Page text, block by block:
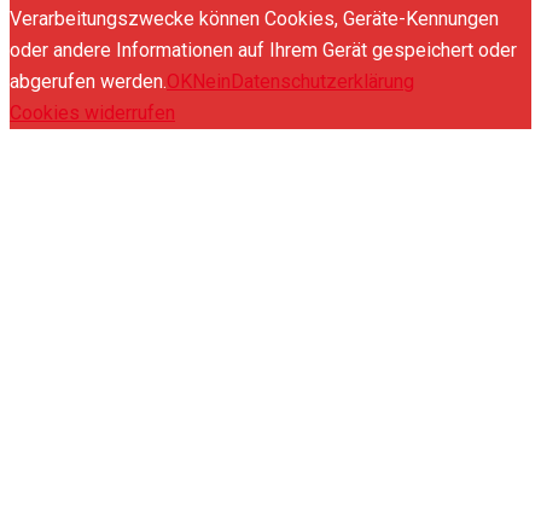
Verarbeitungszwecke können Cookies, Geräte-Kennungen
oder andere Informationen auf Ihrem Gerät gespeichert oder
abgerufen werden.OKNein Datenschutzerklärung
Cookies widerrufen